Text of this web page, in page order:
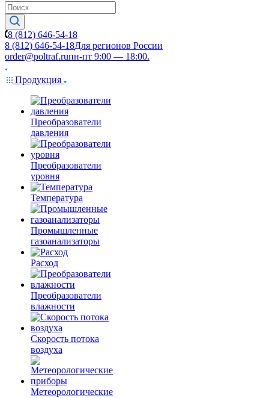
8 (812) 646-54-18
8 (812) 646-54-18Для регионов России
order@poltraf.ruпн-пт 9:00 — 18:00.
Продукция
Преобразователи
давления
Преобразователи
уровня
Температура
Промышленные
газоанализаторы
Расход
Преобразователи
влажности
Скорость потока
воздуха
Метеорологические